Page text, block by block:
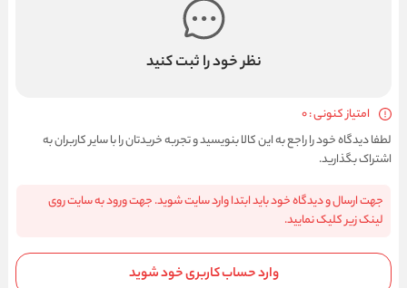
نظر خود را ثبت کنید
امتیاز کنونی : 0
لطفا دیدگاه خود را راجع به این کالا بنویسید و تجربه خریدتان را با سایر کاربران به
اشتراک بگذارید.
جهت ارسال و دیدگاه خود باید ابتدا وارد سایت شوید. جهت ورود به سایت روی
لینک زیر کلیک نمایید.
وارد حساب کاربری خود شوید